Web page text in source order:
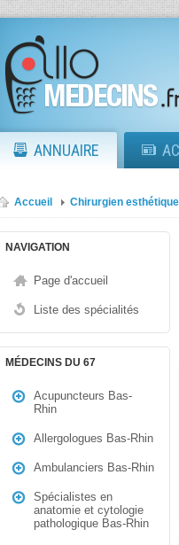
ANNUAIRE
Accueil Chirurgien
NAVIGATION
Page d'accueil
Liste des spécialités
MÉDECINS DU 67
Acupuncteurs Bas-
Rhin
Allergologues Bas-Rhin
Ambulanciers Bas-Rhin
Spécialistes en
anatomie et cytologie
pathologique Bas-Rhin